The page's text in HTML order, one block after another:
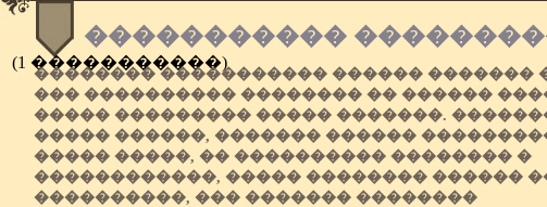
�����������
(1 �����������)
�������� ����������� ������ �������
��� ���������� �������� �� ������
����� ��������� ����� �������.
����� ������, ������� ������
����� �����, �� ���������� �������� �
������������, ����� �������� ������
����������, ��� ������� ��������